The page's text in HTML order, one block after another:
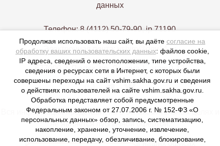
данных
Телефон: 8 (4112) 50-79-90, ip 71190
Электронная почта: vshim@gov14.ru
677000, г. Якутск, пр. Ленина 1, этаж 9-12
Вся информация представлена в ознакомительных целях и
не является публичной офертой,
пожалуйста уточняйте детали в наших офисах
Продолжая использовать наш сайт, вы даёте согласие на
обработку ваших пользовательских данных: файлов cookie,
IP адреса, сведений о местоположении, типе устройства,
сведения о ресурсах сети в Интернет, с которых были
совершены переходы на сайт vshim.sakha.gov.ru и сведения
о действиях пользователей на сайте vshim.sakha.gov.ru.
Обработка представляет собой предусмотренные
Федеральным законом от 27.07.2006 г. № 152-ФЗ «О
персональных данных» обзор, запись, систематизацию,
накопление, хранение, уточнение, извлечение,
использование, передачу, обезличивание, блокирование,